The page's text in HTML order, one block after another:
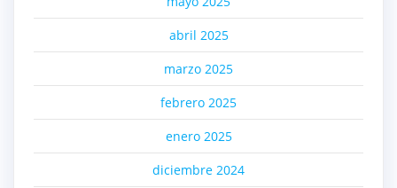
abril 2025
marzo 2025
febrero 2025
enero 2025
diciembre 2024